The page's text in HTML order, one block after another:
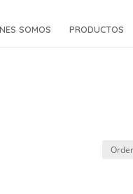
SOMOS PRODUCTOS